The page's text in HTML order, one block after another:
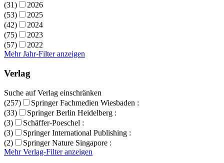
(31)
2026
(53)
2025
(42)
2024
(75)
2023
(57)
2022
Mehr Jahr-Filter anzeigen
Verlag
Suche auf Verlag einschränken
(257)
Springer Fachmedien Wiesbaden :
(33)
Springer Berlin Heidelberg :
(3)
Schäffer-Poeschel :
(3)
Springer International Publishing :
(2)
Springer Nature Singapore :
Mehr Verlag-Filter anzeigen